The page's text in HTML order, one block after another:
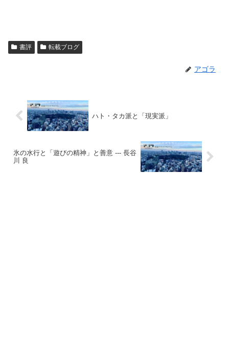
書評 転載ブログ
アゴラ
ハト・タカ派と「現実派」
氷の水行と「遊びの精神」と善意 --- 長谷
川 良